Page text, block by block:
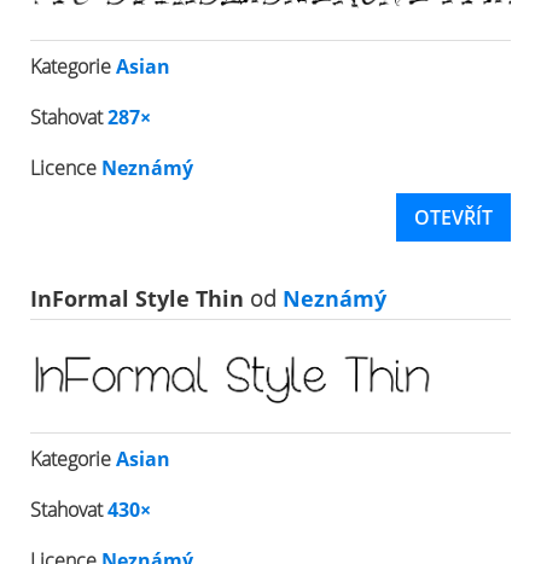
KategorieAsian
Stahovat287×
Licence Neznámý
OTEVŘÍT
InFormal Style Thin od Neznámý
KategorieAsian
Stahovat430×